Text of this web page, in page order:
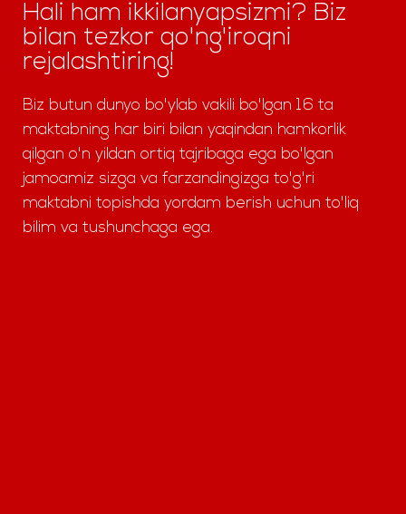
Hali ham ikkilanyapsizmi? Biz
bilan tezkor qo'ng'iroqni
rejalashtiring!
Biz butun dunyo bo'ylab vakili bo'lgan 16 ta
maktabning har biri bilan yaqindan hamkorlik
qilgan o'n yildan ortiq tajribaga ega bo'lgan
jamoamiz sizga va farzandingizga to'g'ri
maktabni topishda yordam berish uchun to'liq
bilim va tushunchaga ega.